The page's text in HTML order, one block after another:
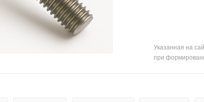
Указанная на
при